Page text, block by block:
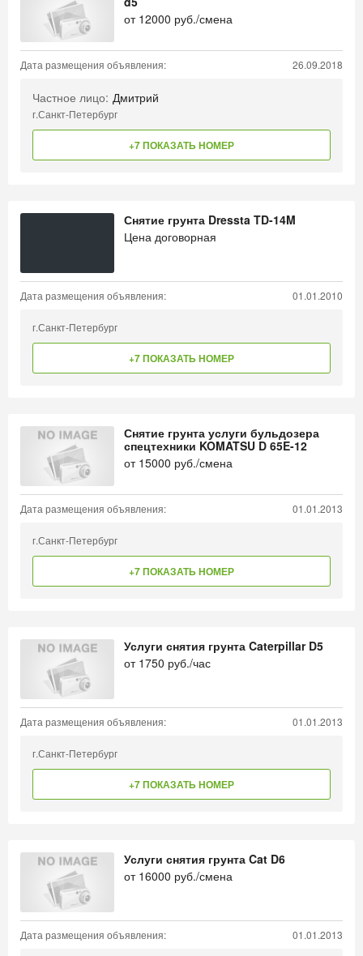
от 12000 руб./смена
Дата размещения объявления: 26.09.2018
Частное лицо: Дмитрий
г.Санкт-Петербург
+7 ПОКАЗАТЬ НОМЕР
Снятие грунта Dressta TD-14M
Цена договорная
Дата размещения объявления: 01.01.2010
г.Санкт-Петербург
+7 ПОКАЗАТЬ НОМЕР
Снятие грунта услуги бульдозера
спецтехники KOMATSU D 65E-12
от 15000 руб./смена
Дата размещения объявления: 01.01.2013
г.Санкт-Петербург
+7 ПОКАЗАТЬ НОМЕР
Услуги снятия грунта Caterpillar D5
от 1750 руб./час
Дата размещения объявления: 01.01.2013
г.Санкт-Петербург
+7 ПОКАЗАТЬ НОМЕР
Услуги снятия грунта Cat D6
от 16000 руб./смена
Дата размещения объявления: 01.01.2013